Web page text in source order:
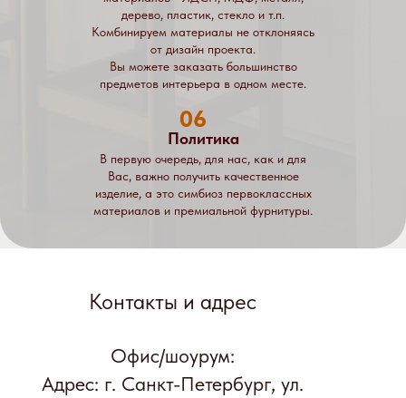
дерево, пластик, стекло и т.п.
Комбинируем материалы не отклоняясь
от дизайн проекта.
Вы можете заказать большинство
предметов интерьера в одном месте.
В первую очередь, для нас, как и для
Вас, важно получить качественное
изделие, а это симбиоз первоклассных
материалов и премиальной фурнитуры.
Политика
06
Контакты и адрес
Офис/шоурум:
Адрес: г. Санкт-Петербург, ул.